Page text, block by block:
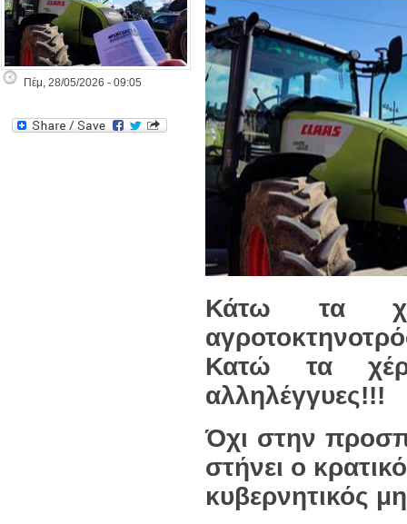
Πέμ, 28/05/2026 - 09:05
Κάτω τα
Κατώ τα
αλληλέγγυες!!!
Όχι στην
στήνει ο
κυβερνητικός